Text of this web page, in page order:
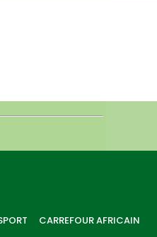
CARREFOUR AFRICAIN